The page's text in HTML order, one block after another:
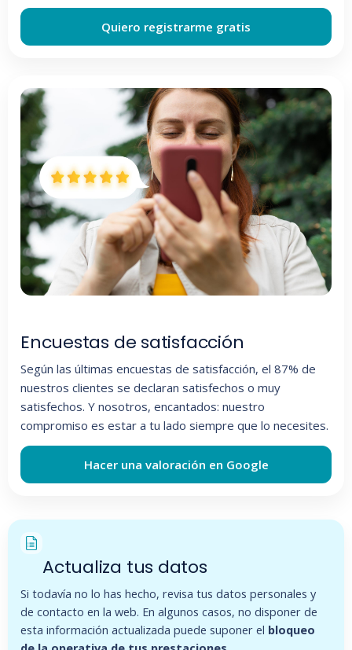
Quiero registrarme gratis
Encuestas de satisfacción
Según las últimas encuestas de satisfacción, el 87% de
nuestros clientes se declaran satisfechos o muy
satisfechos. Y nosotros, encantados: nuestro
compromiso es estar a tu lado siempre que lo necesites.
Hacer una valoración en Google
Actualiza tus datos
Si todavía no lo has hecho, revisa tus datos personales y
de contacto en la web. En algunos casos, no disponer de
esta información actualizada puede suponer el bloqueo